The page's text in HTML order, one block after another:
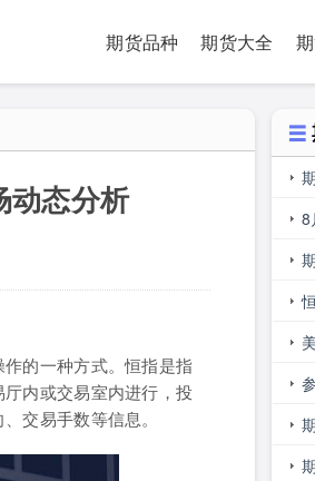
期货品种 期货大全
动态分析
的一种方式。恒指是指
内或交易室内进行，投
交易手数等信息。
8